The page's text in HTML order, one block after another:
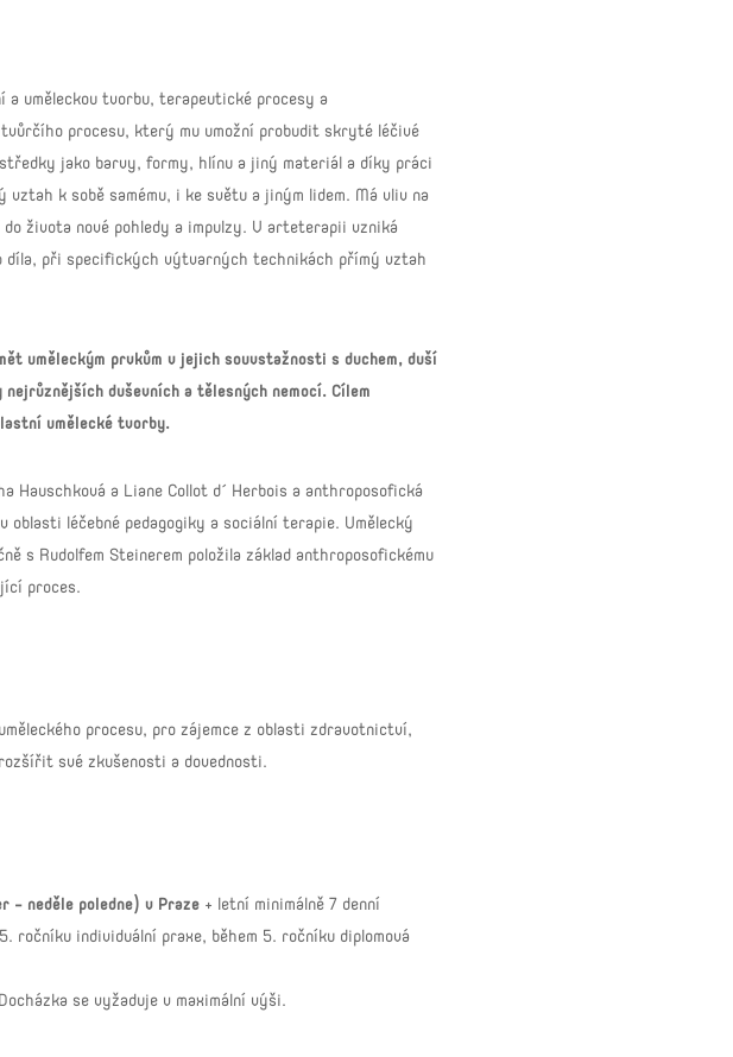
a uměleckou tvorbu, terapeutické procesy a
procesu, který mu umožní probudit skryté léčivé
jako barvy, formy, hlínu a jiný materiál a díky práci
k sobě samému, i ke světu a jiným lidem. Má vliv na
života nové pohledy a impulzy. V arteterapii vzniká
díla, při specifických výtvarných technikách přímý vztah
uměleckým prvkům v jejich souvstažnosti s duchem, duší
duševních a tělesných nemocí. Cílem
umělecké tvorby.
a Liane Collot d´ Herbois a anthroposofická
léčebné pedagogiky a sociální terapie. Umělecký
s Rudolfem Steinerem položila základ anthroposofickému
proces.
procesu, pro zájemce z oblasti zdravotnictví,
své zkušenosti a dovednosti.
- neděle poledne) v Praze + letní minimálně 7 denní
individuální praxe, během 5. ročníku diplomová
se vyžaduje v maximální výši.